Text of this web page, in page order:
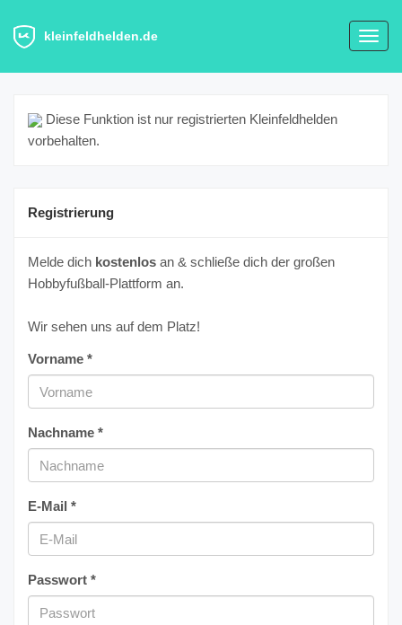
kleinfeldhelden.de
Diese Funktion ist nur registrierten Kleinfeldhelden
vorbehalten.
Registrierung
Melde dich kostenlos an & schließe dich der großen
Hobbyfußball-Plattform an.
Wir sehen uns auf dem Platz!
Vorname *
Nachname *
E-Mail *
Passwort *